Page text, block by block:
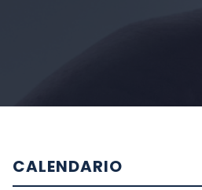
CALENDARIO